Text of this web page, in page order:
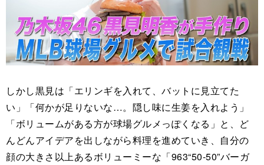
しかし黒見は「エリンギを入れて、バットに見立てた
い」「何かが足りないな…。隠し味に生姜を入れよう」
「ボリュームがある方が球場グルメっぽくなる」と、ど
んどんアイデアを出しながら料理を進めていき、自分の
顔の大きさ以上あるボリューミーな「963“50-50”バーガ